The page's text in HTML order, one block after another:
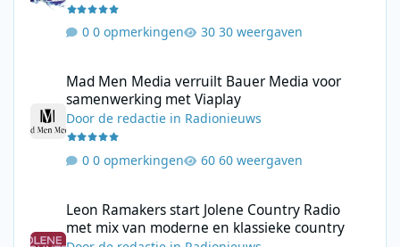
0 opmerkingen 30 weergaven
Mad Men Media verruilt Bauer Media voor
samenwerking met Viaplay
Doorde redactie in Radionieuws
0 opmerkingen 60 weergaven
Leon Ramakers start Jolene Country Radio
met mix van moderne en klassieke country